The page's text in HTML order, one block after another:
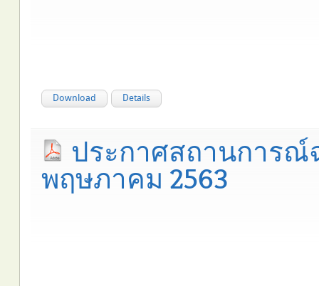
Download Details
ประกาศสถานการณ์
พฤษภาคม 2563